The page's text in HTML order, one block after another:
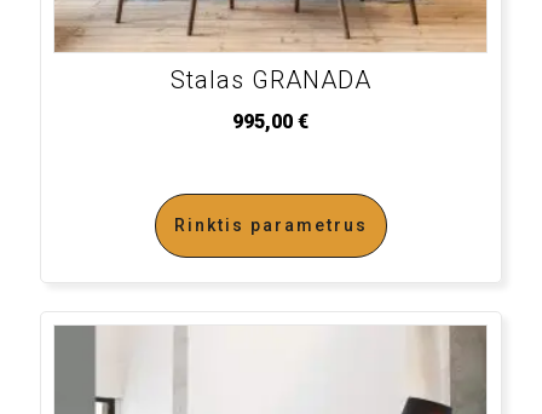
Stalas GRANADA
995,00€
Rinktis parametrus